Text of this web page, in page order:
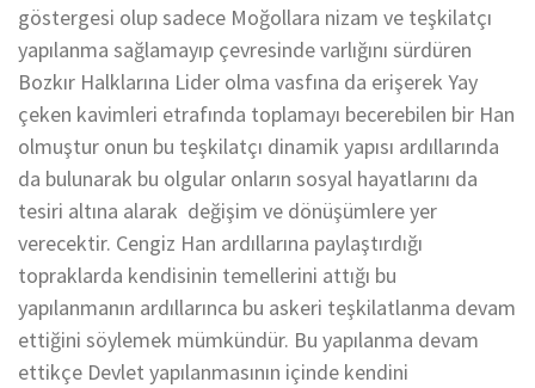
göstergesi olup sadece Moğollara nizam ve teşkilatçı
yapılanma sağlamayıp çevresinde varlığını sürdüren
Bozkır Halklarına Lider olma vasfına da erişerek Yay
çeken kavimleri etrafında toplamayı becerebilen bir Han
olmuştur onun bu teşkilatçı dinamik yapısı ardıllarında
da bulunarak bu olgular onların sosyal hayatlarını da
tesiri altına alarak değişim ve dönüşümlere yer
verecektir. Cengiz Han ardıllarına paylaştırdığı
topraklarda kendisinin temellerini attığı bu
yapılanmanın ardıllarınca bu askeri teşkilatlanma devam
ettiğini söylemek mümkündür. Bu yapılanma devam
ettikçe Devlet yapılanmasının içinde kendini